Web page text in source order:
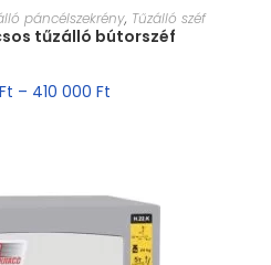
páncélszekrény, Tűzálló széf
tűzálló bútorszéf
Ft – 410 000 Ft